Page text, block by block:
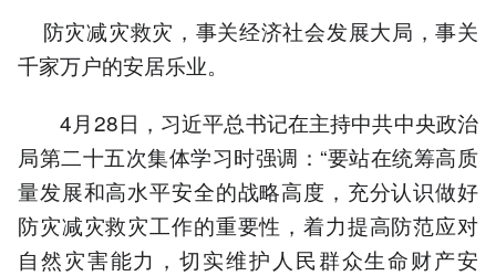
防灾减灾救灾，事关经济社会发展大局，事关
千家万户的安居乐业。
4月28日，习近平总书记在主持中共中央政治
局第二十五次集体学习时强调：“要站在统筹高质
量发展和高水平安全的战略高度，充分认识做好
防灾减灾救灾工作的重要性，着力提高防范应对
自然灾害能力，切实维护人民群众生命财产安